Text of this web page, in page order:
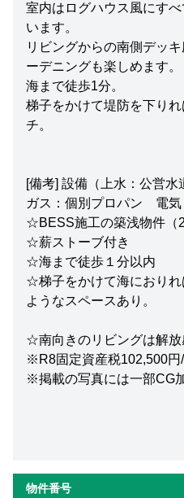
室内はログハウス風にす
います。
リビングからの南側デッ
ーデニングも楽しめます。
海まで徒歩1分。
梯子をかけて堤防を下り
チ。
[備考] 設備（上水：公営
ガス：個別プロパン 電気
☆BESS施工の築浅物件（
☆薪ストーブ付き
☆海まで徒歩１分以内
☆梯子をかけて海におり
ようなスペースあり。
☆南向きのリビングは解放
※R8固定資産税102,500円
※掲載の写真には一部CG
物件番号